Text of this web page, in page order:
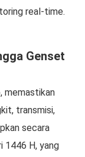
real-time.
Genset
memastikan
transmisi,
secara
1446 H, yang